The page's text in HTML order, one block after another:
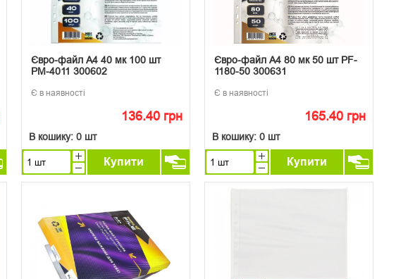
Євро-файл А4 40 мк 100 шт
PM-4011 300602
Є в наявності
136.40 грн
В кошику: 0 шт
Купити
Євро-файл А4 80 мк 50 шт PF-
1180-50 300631
Є в наявності
165.40 грн
В кошику: 0 шт
Купити